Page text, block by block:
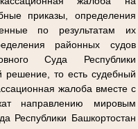
приказы, определения
по результатам их
районных судов
Суда Республики
решение, то есть судебный
жалоба вместе с
направлению мировым
Республики Башкортостан